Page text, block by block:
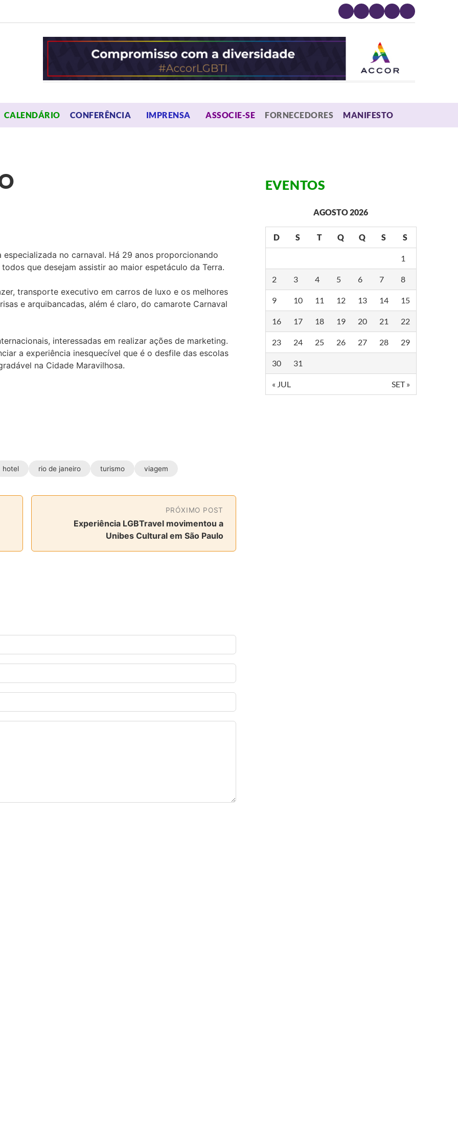
CALENDÁRIO CONFERÊNCIA OPEN MENU
IMPRENSA OPEN MENU
ASSOCIE-SE FORNECEDORES MANIFESTO
no carnaval. Há 29 anos proporcionando
que desejam assistir ao maior espetáculo da Terra.
transporte executivo em carros de luxo e os melhores
e arquibancadas, além é claro, do camarote Carnaval
interessadas em realizar ações de marketing.
a experiência inesquecível que é o desfile das escolas
na Cidade Maravilhosa.
hotel rio de janeiro turismo viagem
PRÓXIMO POST
Experiência LGBTravel movimentou a
Unibes Cultural em São Paulo
EVENTOS
AGOSTO 2026
D S T Q Q S S
1
2 3 4 5 6 7 8
9 10 11 12 13 14 15
16 17 18 19 20 21 22
23 24 25 26 27 28 29
30 31
« JUL SET »